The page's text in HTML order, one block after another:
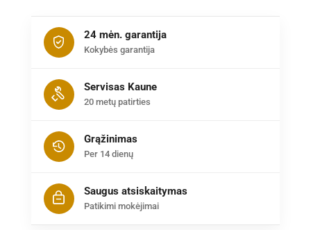
24 mėn. garantija
Kokybės garantija
Servisas Kaune
20 metų patirties
Grąžinimas
Per 14 dienų
Saugus atsiskaitymas
Patikimi mokėjimai